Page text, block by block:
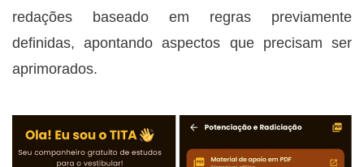
redações baseado em regras previamente
definidas, apontando aspectos que precisam ser
aprimorados.